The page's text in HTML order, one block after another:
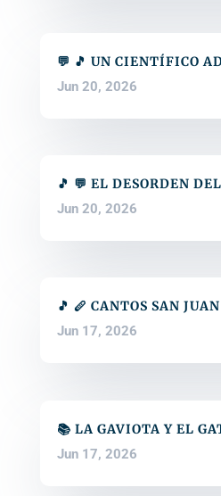
💬 🎵 UN CIENTÍFICO
Jun 20, 2026
🎵 💬 EL DESORDEN
Jun 20, 2026
🎵 🪈 CANTOS SAN
Jun 17, 2026
📚 LA GAVIOTA Y EL
Jun 17, 2026